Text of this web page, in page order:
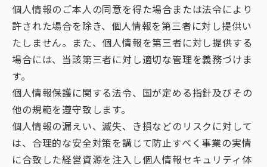
個人情報のご本人の同意を得た場合または法令により
許された場合を除き、個人情報を第三者に対し提供い
たしません。また、個人情報を第三者に対し提供する
場合には、当該第三者に対し適切な管理を義務づけま
す。
個人情報保護に関する法令、国が定める指針及びその
他の規範を遵守致します。
個人情報の漏えい、滅失、き損などのリスクに対して
は、合理的な安全対策を講じて防止すべく事業の実情
に合致した経営資源を注入し個人情報セキュリティ体